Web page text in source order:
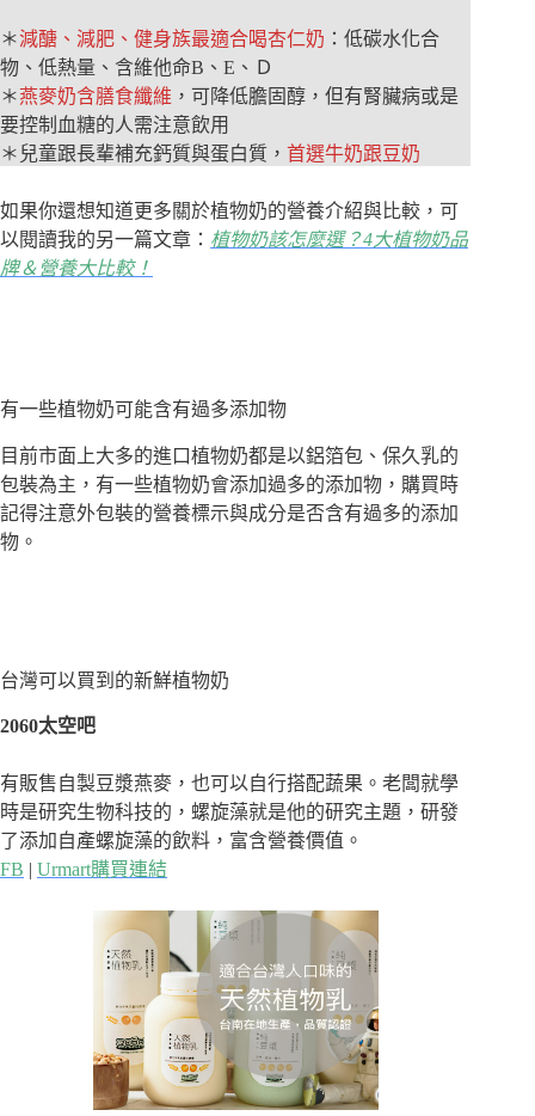
＊減醣、減肥、健身族最適合喝杏仁奶 ：低碳水化合
物、低熱量、含維他命B、E、Ｄ
＊燕麥奶含膳食纖維 ，可降低膽固醇，但有腎臟病或是
要控制血糖的人需注意飲用
＊兒童跟長輩補充鈣質與蛋白質， 首選牛奶跟豆奶
如果你還想知道更多關於植物奶的營養介紹與比較，可
以閱讀我的另一篇文章： 植物奶該怎麼選？4大植物奶品
牌＆營養大比較！
有一些植物奶可能含有過多添加物
目前市面上大多的進口植物奶都是以鋁箔包、保久乳的
包裝為主，有一些植物奶會添加過多的添加物，購買時
記得注意外包裝的營養標示與成分是否含有過多的添加
物。
台灣可以買到的新鮮植物奶
2060太空吧
有販售自製豆漿燕麥，也可以自行搭配蔬果。老闆就學
時是研究生物科技的，螺旋藻就是他的研究主題，研發
了添加自產螺旋藻的飲料，富含營養價值。
FB | Urmart購買連結